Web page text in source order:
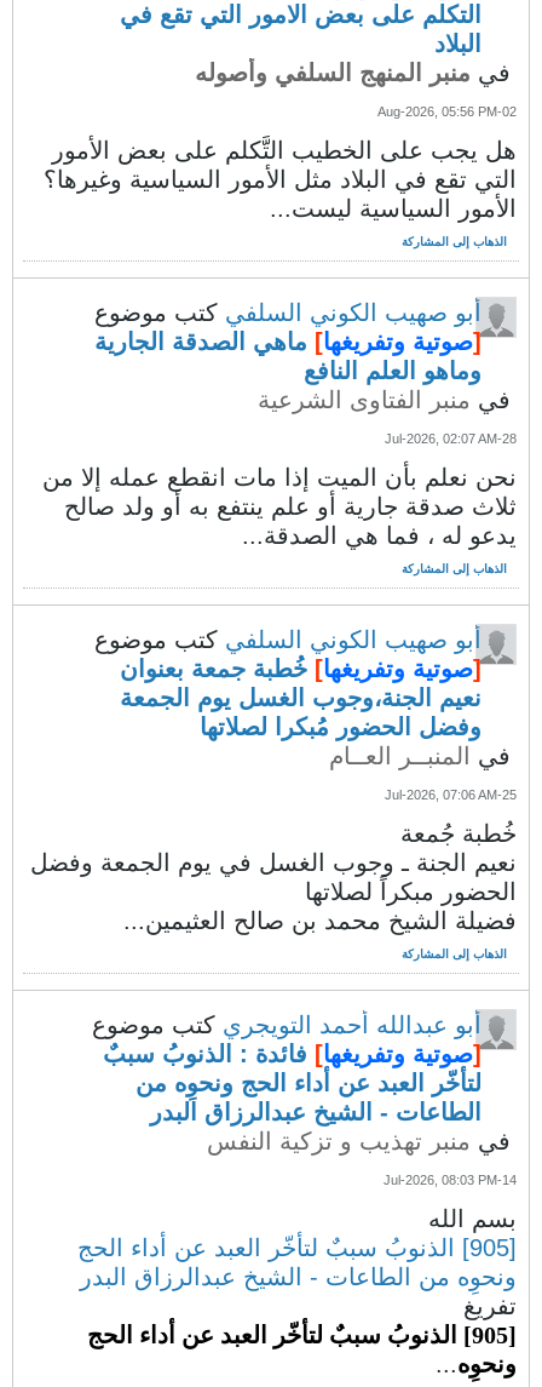
التكلم على بعض الامور التي تقع في
البلاد
في منبر المنهج السلفي وأصوله
02-Aug-2026, 05:56 PM
هل يجب على الخطيب التَّكلم على بعض الأمور
التي تقع في البلاد مثل الأمور السياسية وغيرها؟
الأمور السياسية ليست...
الذهاب إلى المشاركة
أبو صهيب الكوني السلفي كتب موضوع
[صوتية وتفريغها] ماهي الصدقة الجارية
وماهو العلم النافع
في منبر الفتاوى الشرعية
28-Jul-2026, 02:07 AM
نحن نعلم بأن الميت إذا مات انقطع عمله إلا من
ثلاث صدقة جارية أو علم ينتفع به أو ولد صالح
يدعو له ، فما هي الصدقة...
الذهاب إلى المشاركة
أبو صهيب الكوني السلفي كتب موضوع
[صوتية وتفريغها] خُطبة جمعة بعنوان
نعيم الجنة،وجوب الغسل يوم الجمعة
وفضل الحضور مُبكرا لصلاتها
في
المنبــر العــام
25-Jul-2026, 07:06 AM
خُطبة جُمعة
نعيم الجنة ـ وجوب الغسل في يوم الجمعة وفضل
الحضور مبكراً لصلاتها
فضيلة الشيخ محمد بن صالح العثيمين...
الذهاب إلى المشاركة
أبو عبدالله أحمد التويجري كتب موضوع
[صوتية وتفريغها] فائدة : الذنوبُ سببٌ
لتأخّر العبد عن أداء الحج ونحوِه من
الطاعات - الشيخ عبدالرزاق البدر
في منبر تهذيب و تزكية النفس
14-Jul-2026, 08:03 PM
بسم الله
[905] الذنوبُ سببٌ لتأخّر العبد عن أداء الحج
ونحوِه من الطاعات - الشيخ عبدالرزاق البدر
تفريغ
[905] الذنوبُ سببٌ لتأخّر العبد عن أداء الحج
ونحوِه...